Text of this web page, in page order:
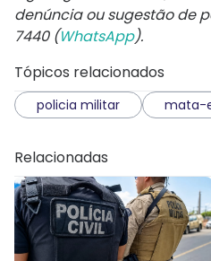
denúncia ou sugestão de
7440 (WhatsApp).
Tópicos relacionados
policia militar mata-
Relacionadas